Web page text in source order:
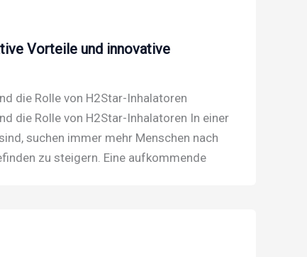
Vorteile und innovative
die Rolle von H2Star-Inhalatoren
die Rolle von H2Star-Inhalatoren In einer
suchen immer mehr Menschen nach
zu steigern. Eine aufkommende